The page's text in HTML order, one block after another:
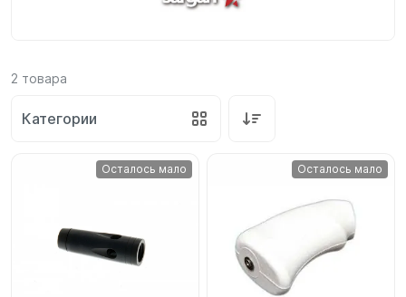
Бассейн
SUP-
2 товара
Категории
Осталось мало Осталось мало